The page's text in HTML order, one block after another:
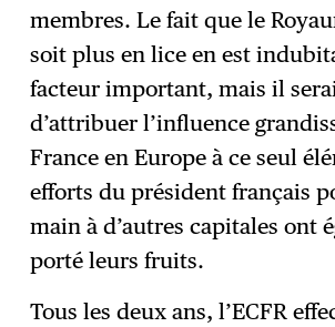
membres. Le fait que le
soit plus en lice en est
facteur important, mais il
d’attribuer l’influence
France en Europe à ce seul
efforts du président français
main à d’autres capitales ont
porté leurs fruits.
Tous les deux ans, l’ECFR